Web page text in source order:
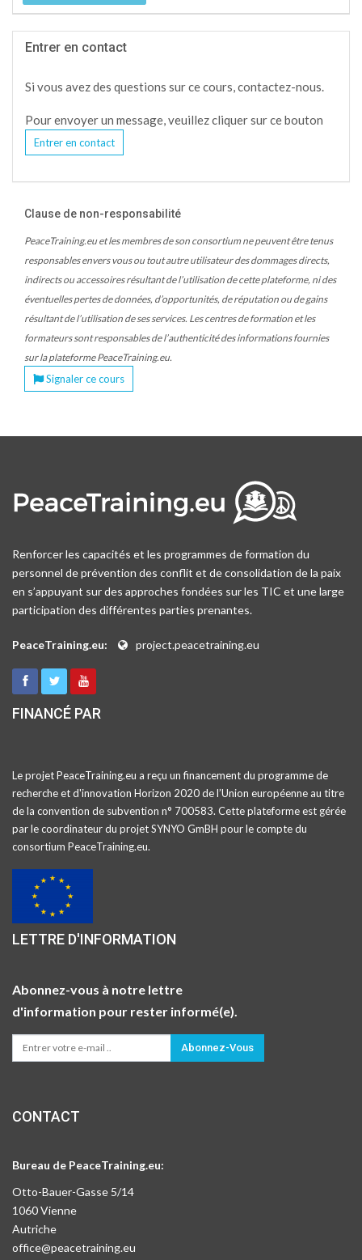
Entrer en contact
Si vous avez des questions sur ce cours, contactez-nous.
Pour envoyer un message, veuillez cliquer sur ce bouton
Entrer en contact
Clause de non-responsabilité
PeaceTraining.eu et les membres de son consortium ne peuvent être tenus
responsables envers vous ou tout autre utilisateur des dommages directs,
indirects ou accessoires résultant de l’utilisation de cette plateforme, ni des
éventuelles pertes de données, d’opportunités, de réputation ou de gains
résultant de l’utilisation de ses services. Les centres de formation et les
formateurs sont responsables de l’authenticité des informations fournies
sur la plateforme PeaceTraining.eu.
Signaler ce cours
Renforcer les capacités et les programmes de formation du
personnel de prévention des conflit et de consolidation de la paix
en s’appuyant sur des approches fondées sur les TIC et une large
participation des différentes parties prenantes.
PeaceTraining.eu: project.peacetraining.eu
FINANCÉ PAR
Le projet PeaceTraining.eu a reçu un financement du programme de
recherche et d'innovation Horizon 2020 de l’Union européenne au titre
de la convention de subvention n° 700583. Cette plateforme est gérée
par le coordinateur du projet SYNYO GmBH pour le compte du
consortium PeaceTraining.eu.
LETTRE D'INFORMATION
Abonnez-vous à notre lettre
d'information pour rester informé(e).
Abonnez-Vous
CONTACT
Bureau de PeaceTraining.eu:
Otto-Bauer-Gasse 5/14
1060 Vienne
Autriche
office@peacetraining.eu